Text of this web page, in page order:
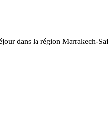
dans la région Marrakech-